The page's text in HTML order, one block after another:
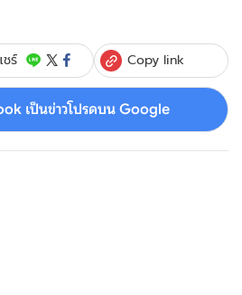
ชร์ Copy link
เป็นข่าวโปรดบน Google